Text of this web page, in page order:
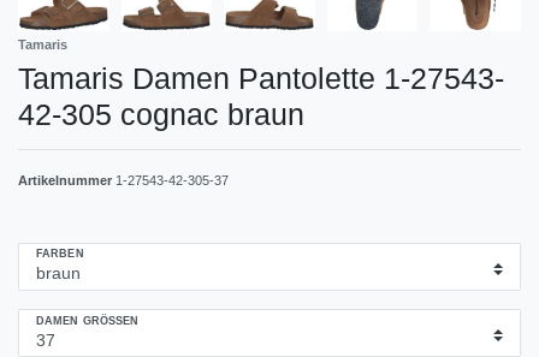
Tamaris
Tamaris Damen Pantolette 1-27543-
42-305 cognac braun
Artikelnummer 1-27543-42-305-37
FARBEN
DAMEN GRÖSSEN